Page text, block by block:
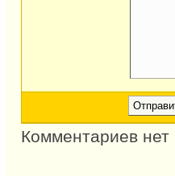
Комментариев нет